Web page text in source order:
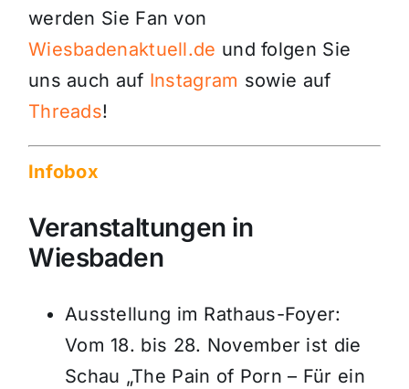
werden Sie Fan von
Wiesbadenaktuell.de und folgen Sie
uns auch auf Instagram sowie auf
Threads!
Infobox
Veranstaltungen in
Wiesbaden
Ausstellung im Rathaus-Foyer:
Vom 18. bis 28. November ist die
Schau „The Pain of Porn – Für ein